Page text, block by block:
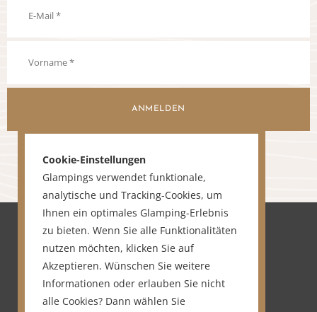
ANMELDEN
Cookie-Einstellungen
Glampings verwendet funktionale,
analytische und Tracking-Cookies, um
Ihnen ein optimales Glamping-Erlebnis
zu bieten. Wenn Sie alle Funktionalitäten
nutzen möchten, klicken Sie auf
Akzeptieren. Wünschen Sie weitere
Informationen oder erlauben Sie nicht
alle Cookies? Dann wählen Sie